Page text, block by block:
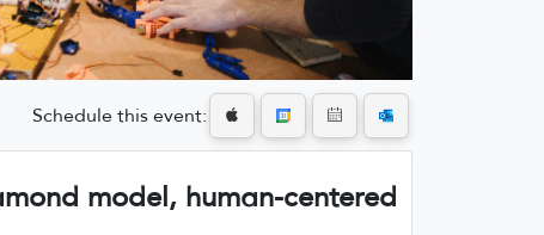
Schedule this event:
model, human-centered